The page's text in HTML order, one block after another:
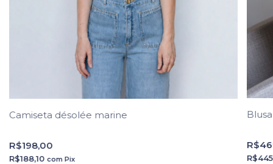
Camiseta désolée marine
R$198,00
R$188,10 com Pix